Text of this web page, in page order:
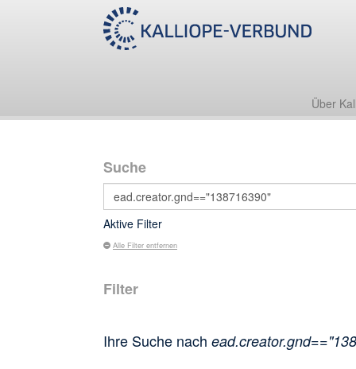
Über
Suche
Aktive Filter
Alle Filter entfernen
Filter
Ihre Suche nach